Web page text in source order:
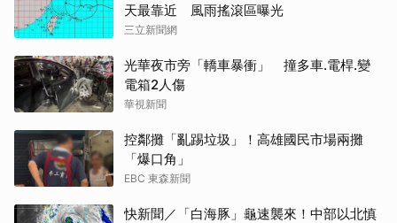
天最靠近 風雨搖滾區曝光
三立新聞網
光華夜市旁「轎車暴衝」 撞多車.電桿.變
電箱2人傷
華視新聞
控鄰攤「亂踢垃圾」！高雄國民市場兩攤
「爆口角」
EBC 東森新聞
快新聞／「白海豚」龜速襲來！中部以北慎